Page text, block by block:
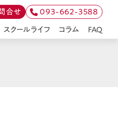
合せ
093-662-3588
スクールライフ コラム FAQ